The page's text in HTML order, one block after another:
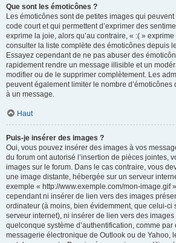
Que sont les émoticônes ?
Les émoticônes sont de petites images qui
code court et qui permettent d’exprimer des
exprime la joie, alors qu’au contraire, « :( »
consulter la liste complète des émoticônes depuis
Essayez cependant de ne pas abuser des
rapidement rendre un message illisible et un
modifier ou de le supprimer complètement. Les
peuvent également limiter le nombre d’émoticônes
à un message.
Haut
Puis-je insérer des images ?
Oui, vous pouvez insérer des images à vos
du forum ont autorisé l’insertion de pièces jointes,
images sur le forum. Dans le cas contraire, vous
une image distante, hébergée sur un serveur
exemple « http://www.exemple.com/mon-image.gif
cependant ni insérer de lien vers des images
ordinateur (à moins, bien évidemment, que celui-ci
serveur internet), ni insérer de lien vers des
quelconque système d’authentification, comme
messagerie électronique de Outlook ou de Yahoo,